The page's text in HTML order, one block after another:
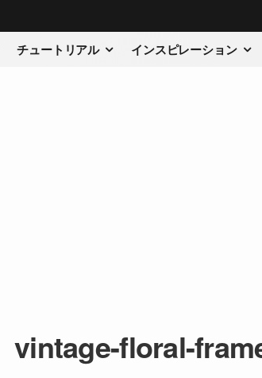
チュートリアル インスピレーション
vintage-floral-